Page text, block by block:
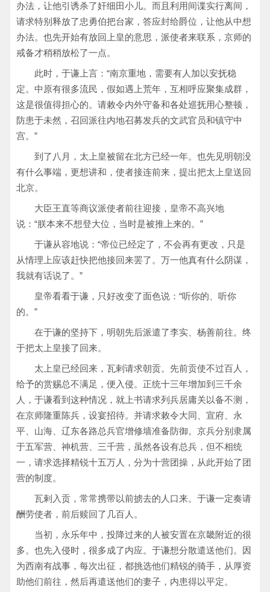
办法，让他引诱杀了奸细田小儿。而且利用间谍实行离间，
请求特别释放了忠勇伯把台家，答应封给爵位，让他从中想
办法。也先开始有放回上皇的意思，派使者来联系，京师的
戒备才稍稍放松了一点。
此时，于谦上言：“南京重地，需要有人加以安抚稳
定。中原有很多流民，假如遇上荒年，互相呼应聚集成群，
这是很值得担心的。请敕令内外守备和各处巡抚用心整顿，
防患于未然，召回派往内地召募发兵的文武官员和镇守中
宫。”
到了八月，太上皇被留在北方已经一年。也先见明朝没
有什么事端，更想讲和，使者接连前来，提出把太上皇送回
北京。
大臣王直等商议派使者前往迎接，皇帝不高兴地
说：“朕本来不想登大位，当时是被推上来的。”
于谦从容地说：“帝位已经定了，不会再有更改，只是
从情理上应该赶快把他接回来罢了。万一他真有什么阴谋，
我就有话说了。”
皇帝看看于谦，只好改变了面色说：“听你的、听你
的。”
在于谦的坚持下，明朝先后派遣了李实、杨善前往。终
于把太上皇接了回来。
太上皇已经回来，瓦剌请求朝贡。先前贡使不过百人，
给予的赏赐总不满足，便入侵。正统十三年增加到三千余
人，于谦看到这种情况，就上书请求列兵居庸关以备不测，
在京师隆重陈兵，设宴招待。并请求敕令大同、宣府、永
平、山海、辽东各路总兵官增修墙准备防御。京兵分别隶属
于五军营、神机营、三千营，虽然各设有总兵，但不相统
一，请求选择精锐十五万人，分为十营团操，从此开始了团
营的制度。
瓦剌入贡，常常携带以前掳去的人口来。于谦一定奏请
酬劳使者，前后赎回了几百人。
当初，永乐年中，投降过来的人被安置在京畿附近的很
多。也先入侵时，很多成了内应。于谦想分散遣送他们。因
为西南有战事，每次出征，都挑选他们精锐的骑手，从厚资
助他们前往，然后再遣送他们的妻子，内患得以平定。